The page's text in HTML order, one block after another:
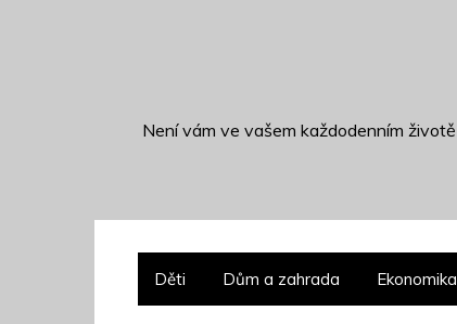
Není vám ve vašem každodenním
Děti Dům a zahrada Ekonomika